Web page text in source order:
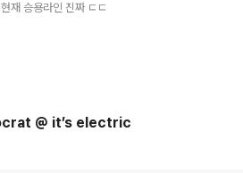
재 승용라인 진짜 ㄷㄷ
@ it’s electric